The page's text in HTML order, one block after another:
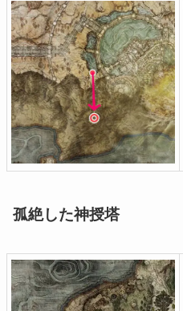
孤絶した神授塔